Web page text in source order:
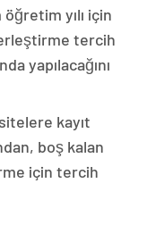
yılı için
tercih
yapılacağını
kayıt
boş kalan
için tercih